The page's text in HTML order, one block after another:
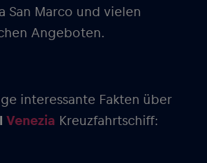
San Marco und vielen
Angeboten.
interessante Fakten über
Venezia Kreuzfahrtschiff: